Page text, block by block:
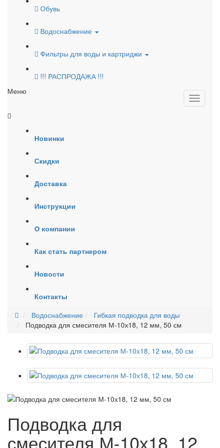
Обувь
Водоснабжение
Фильтры для воды и картриджи
!!! РАСПРОДАЖА !!!
Меню
Новинки
Скидки
Доставка
Инструкции
О компании
Как стать партнером
Новости
Контакты
Водоснабжение
Гибкая подводка для воды
Подводка для смесителя М-10х18, 12 мм, 50 см
Подводка для
смесителя М-10х18, 12